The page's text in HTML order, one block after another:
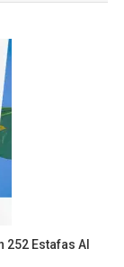
252 Estafas Al